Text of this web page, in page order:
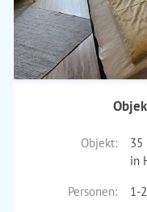
Objekt:
35
in
Personen:
1-